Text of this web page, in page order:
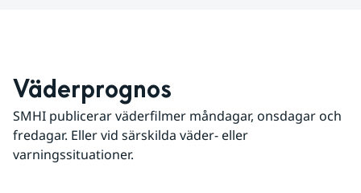
Väderprognos
SMHI publicerar väderfilmer måndagar, onsdagar och
fredagar. Eller vid särskilda väder- eller
varningssituationer.